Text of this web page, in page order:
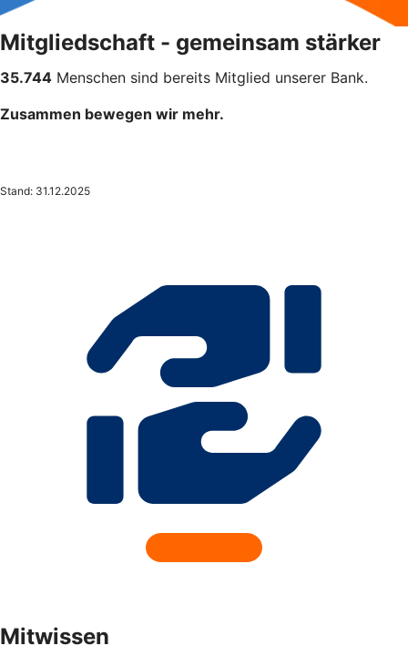
Mitgliedschaft - gemeinsam stärker
35.744 Menschen sind bereits Mitglied unserer Bank.
Zusammen bewegen wir mehr.
Stand: 31.12.2025
Mitwissen